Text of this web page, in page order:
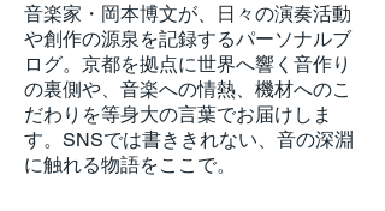
音楽家・岡本博文が、日々の演奏活動
や創作の源泉を記録するパーソナルブ
ログ。京都を拠点に世界へ響く音作り
の裏側や、音楽への情熱、機材へのこ
だわりを等身大の言葉でお届けしま
す。SNSでは書ききれない、音の深淵
に触れる物語をここで。